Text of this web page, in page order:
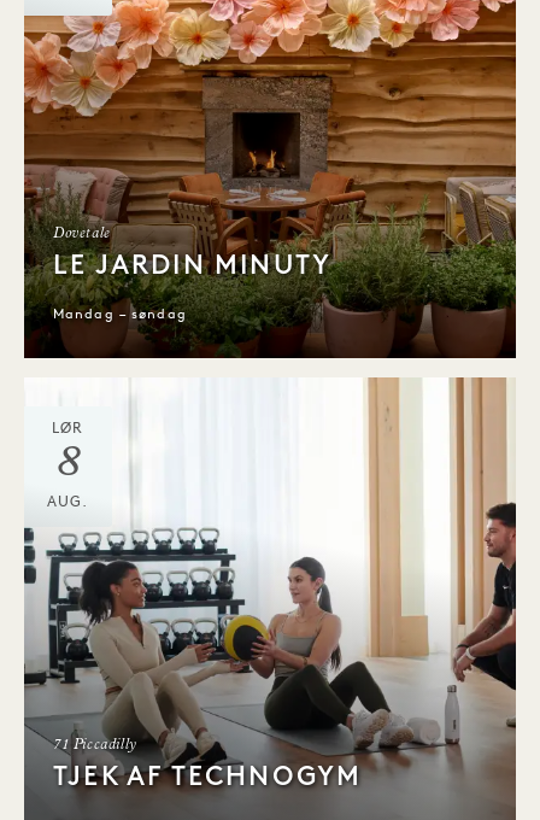
Dovetale
LE JARDIN MINUTY
Mandag – søndag
LØR
8
AUG.
71 Piccadilly
TJEK AF TECHNOGYM